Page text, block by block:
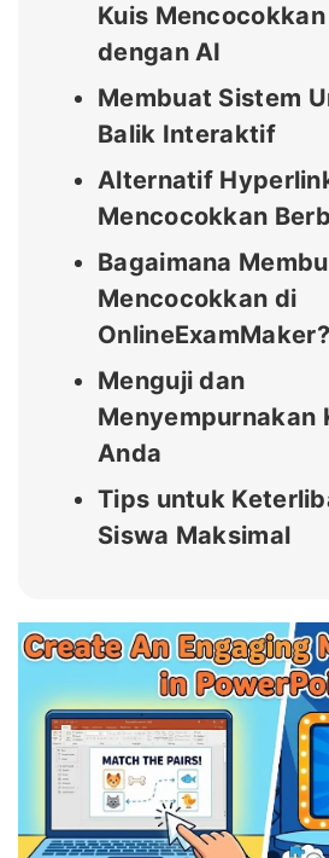
Kuis
dengan AI
Membuat Sistem
Balik Interaktif
Alternatif
Mencocokkan
Bagaimana
Mencocokkan di
OnlineExamMaker?
Menguji dan
Menyempurnakan
Anda
Tips untuk
Siswa Maksimal